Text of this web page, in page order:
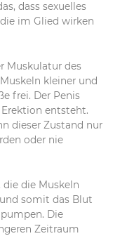
dass sexuelles
im Glied wirken
Muskulatur des
kleiner und
frei. Der Penis
entsteht.
dieser Zustand nur
oder nie
die Muskeln
somit das Blut
Die
Zeitraum